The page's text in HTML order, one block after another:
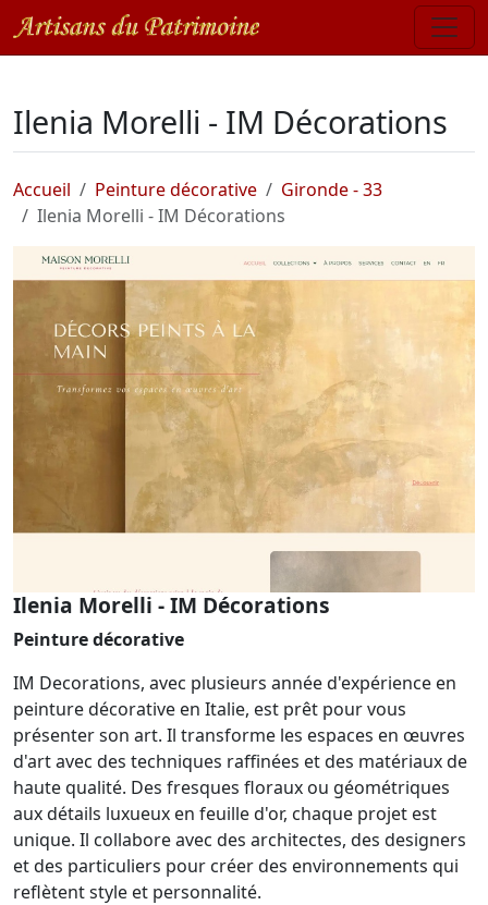
Ilenia Morelli - IM Décorations
Accueil Peinture décorative
Gironde - 33
Ilenia Morelli - IM Décorations
Ilenia Morelli - IM Décorations
Peinture décorative
IM Decorations, avec plusieurs année d'expérience en
peinture décorative en Italie, est prêt pour vous
présenter son art. Il transforme les espaces en œuvres
d'art avec des techniques raffinées et des matériaux de
haute qualité. Des fresques floraux ou géométriques
aux détails luxueux en feuille d'or, chaque projet est
unique. Il collabore avec des architectes, des designers
et des particuliers pour créer des environnements qui
reflètent style et personnalité.